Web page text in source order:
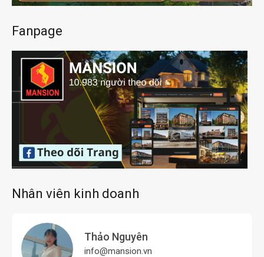
Fanpage
Nhân viên kinh doanh
Thảo Nguyên
info@mansion.vn